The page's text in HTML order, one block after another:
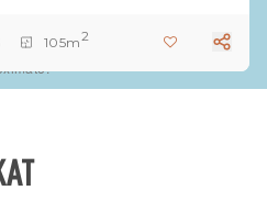
105m2